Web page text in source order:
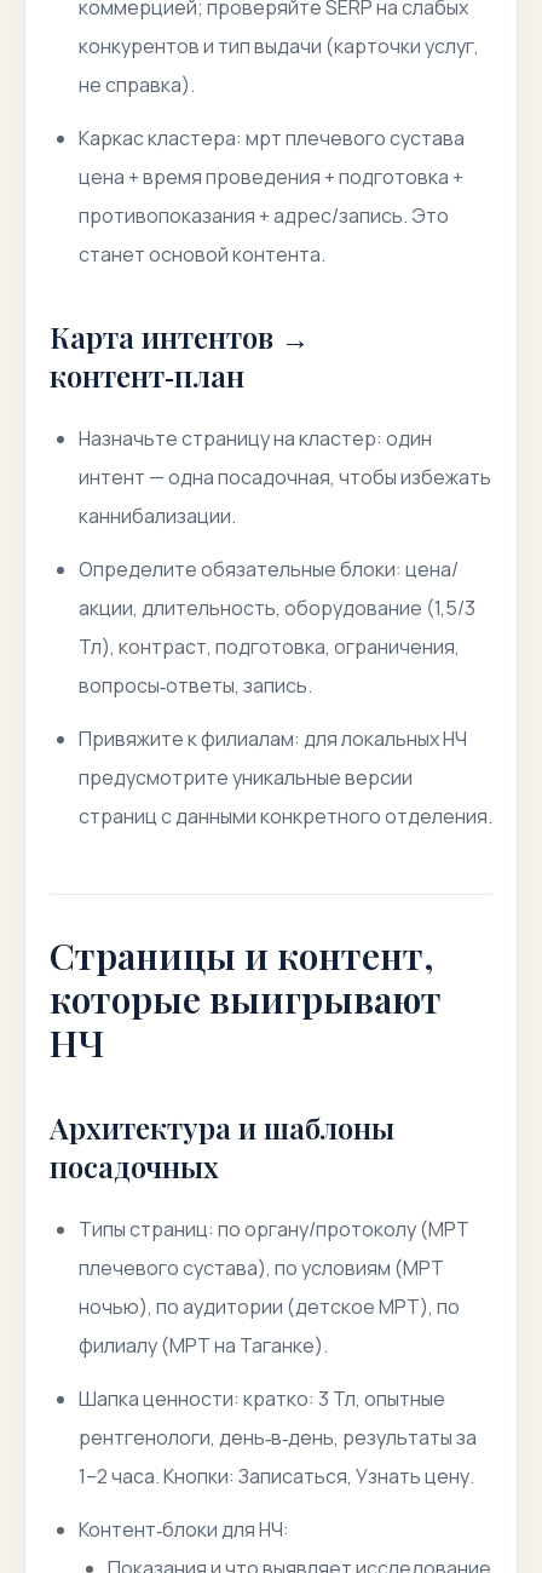
коммерцией; проверяйте SERP на слабых
конкурентов и тип выдачи (карточки услуг,
не справка).
Каркас кластера: мрт плечевого сустава
цена + время проведения + подготовка +
противопоказания + адрес/запись. Это
станет основой контента.
Карта интентов →
контент‑план
Назначьте страницу на кластер: один
интент — одна посадочная, чтобы избежать
каннибализации.
Определите обязательные блоки: цена/
акции, длительность, оборудование (1,5/3
Тл), контраст, подготовка, ограничения,
вопросы‑ответы, запись.
Привяжите к филиалам: для локальных НЧ
предусмотрите уникальные версии
страниц с данными конкретного отделения.
Страницы и контент,
которые выигрывают
НЧ
Архитектура и шаблоны
посадочных
Типы страниц: по органу/протоколу (МРТ
плечевого сустава), по условиям (МРТ
ночью), по аудитории (детское МРТ), по
филиалу (МРТ на Таганке).
Шапка ценности: кратко: 3 Тл, опытные
рентгенологи, день‑в‑день, результаты за
1–2 часа. Кнопки: Записаться, Узнать цену.
Контент‑блоки для НЧ: